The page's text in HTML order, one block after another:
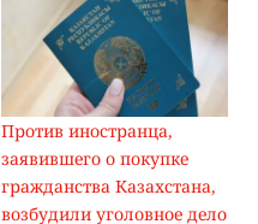
Против иностранца,
заявившего о покупке
гражданства Казахстана,
возбудили уголовное дело